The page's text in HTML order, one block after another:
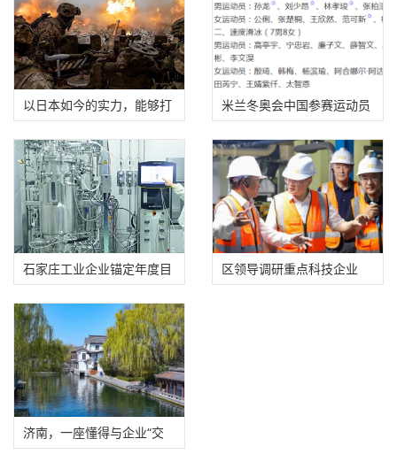
以日本如今的实力，能够打
败俄罗斯吗？
米兰冬奥会中国参赛运动员
名单公示
石家庄工业企业锚定年度目
标全力冲刺
区领导调研重点科技企业
济南，一座懂得与企业“交